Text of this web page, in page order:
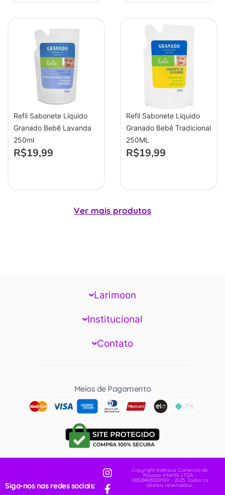
Refil Sabonete Líquido
Granado Bebê Lavanda
250ml
R$19,99
Refil Sabonete Líquido
Granado Bebê Tradicional
250ML
R$19,99
Ver mais produtos
Larimoon
Institucional
Contato
Meios de Pagamento
Siga-nos nas redes sociais:
Copyright Kattreus Comercio de
Roupas Infantis LTDA -
08328463000199 - 2025. Todos os
direitos reservados.